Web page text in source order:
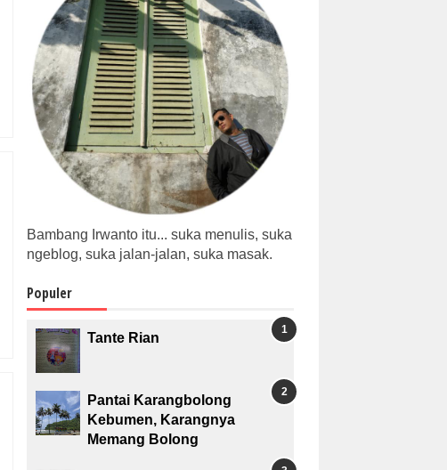
Bambang Irwanto itu... suka menulis, suka
ngeblog, suka jalan-jalan, suka masak.
Populer
Tante Rian
Pantai Karangbolong
Kebumen, Karangnya
Memang Bolong